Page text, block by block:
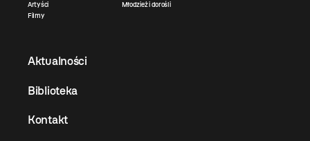
Artyści
Filmy
Młodzież i dorośli
Aktualności
Biblioteka
Kontakt